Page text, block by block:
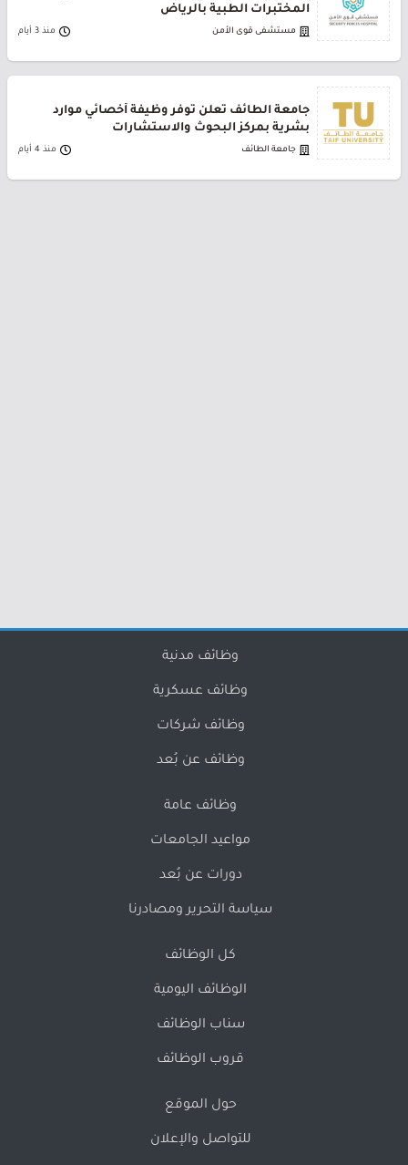
المختبرات الطبية بالرياض
مستشفى قوى الأمن منذ 3 أيام
جامعة الطائف تعلن توفر وظيفة أخصائي موارد
بشرية بمركز البحوث والاستشارات
جامعة الطائف منذ 4 أيام
وظائف مدنية
وظائف عسكرية
وظائف شركات
وظائف عن بُعد
وظائف عامة
مواعيد الجامعات
دورات عن بُعد
سياسة التحرير ومصادرنا
كل الوظائف
الوظائف اليومية
سناب الوظائف
قروب الوظائف
حول الموقع
للتواصل والإعلان